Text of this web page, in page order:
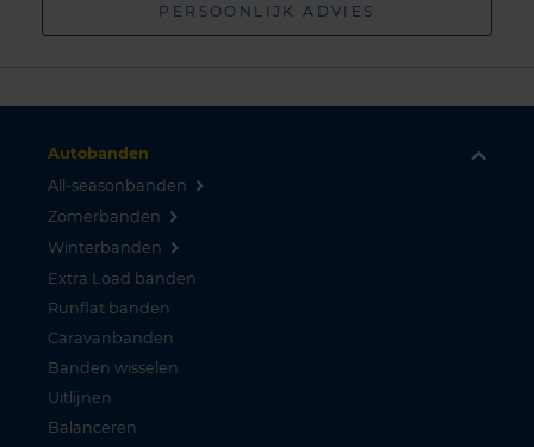
PERSOONLIJK ADVIES
Autobanden
All-seasonbanden
Zomerbanden
Winterbanden
Extra Load banden
Runflat banden
Caravanbanden
Banden wisselen
Uitlijnen
Balanceren